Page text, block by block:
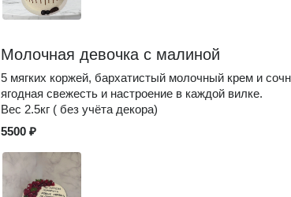
Молочная девочка с малиной
5 мягких коржей, бархатистый молочный крем и
ягодная свежесть и настроение в каждой вилке.
Вес 2.5кг ( без учёта декора)
5500 ₽